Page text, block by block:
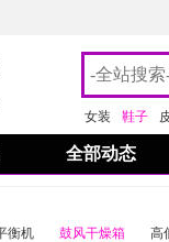
女装 鞋子
全部动态
衡机 鼓风干燥箱 高